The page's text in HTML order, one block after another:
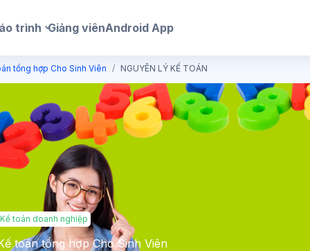
trình Giảng viênAndroid App
tổng hợp Cho Sinh Viên NGUYÊN LÝ KẾ TOÁN
Kế toán doanh nghiệp
toán tổng hợp Cho Sinh Viên